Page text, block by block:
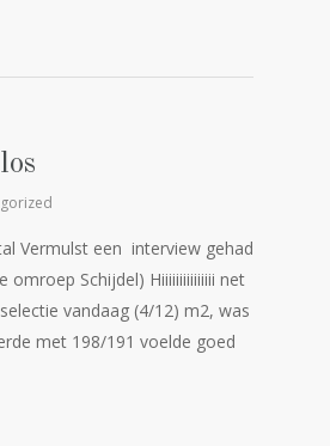
Vermulst een interview gehad
omroep Schijdel) Hiiiiiiiiiiiiiii net
vandaag (4/12) m2, was
met 198/191 voelde goed